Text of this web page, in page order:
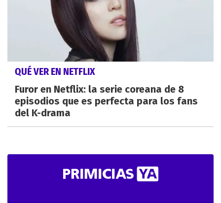
QUÉ VER EN NETFLIX
Furor en Netflix: la serie coreana de 8
episodios que es perfecta para los fans
del K-drama